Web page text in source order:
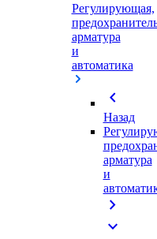
Регулирующая,
арматура
и
автоматика
chevron_left
Назад
арматура
и
chevron_right
expand_more